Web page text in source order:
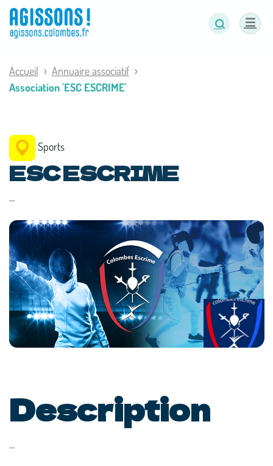
Accueil
Annuaire associatif
Association 'ESC ESCRIME'
Sports
ESC ESCRIME
...
Description
...
Panneau de gestion des cookies